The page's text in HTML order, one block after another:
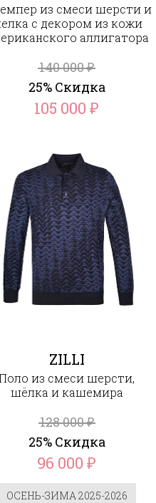
из смеси шерсти и
с декором из кожи
аллигатора
140 000₽
25% Скидка
105 000₽
ZILLI
из смеси шерсти,
шёлка и кашемира
128 000₽
25% Скидка
96 000₽
ОСЕНЬ-ЗИМА 2025-2026